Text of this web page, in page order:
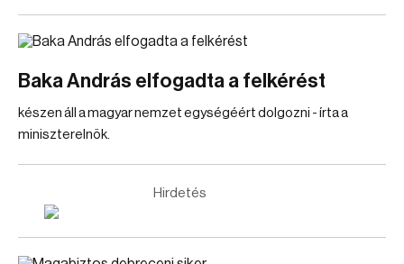
Baka András elfogadta a felkérést
készen áll a magyar nemzet egységéért dolgozni - írta a
miniszterelnök.
Hirdetés